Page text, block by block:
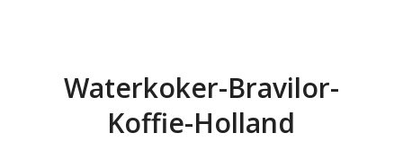
Waterkoker-Bravilor-
Koffie-Holland